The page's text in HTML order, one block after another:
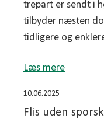
trepart er sendt i
tilbyder næsten
tidligere og
Læs mere
10.06.2025
Flis uden